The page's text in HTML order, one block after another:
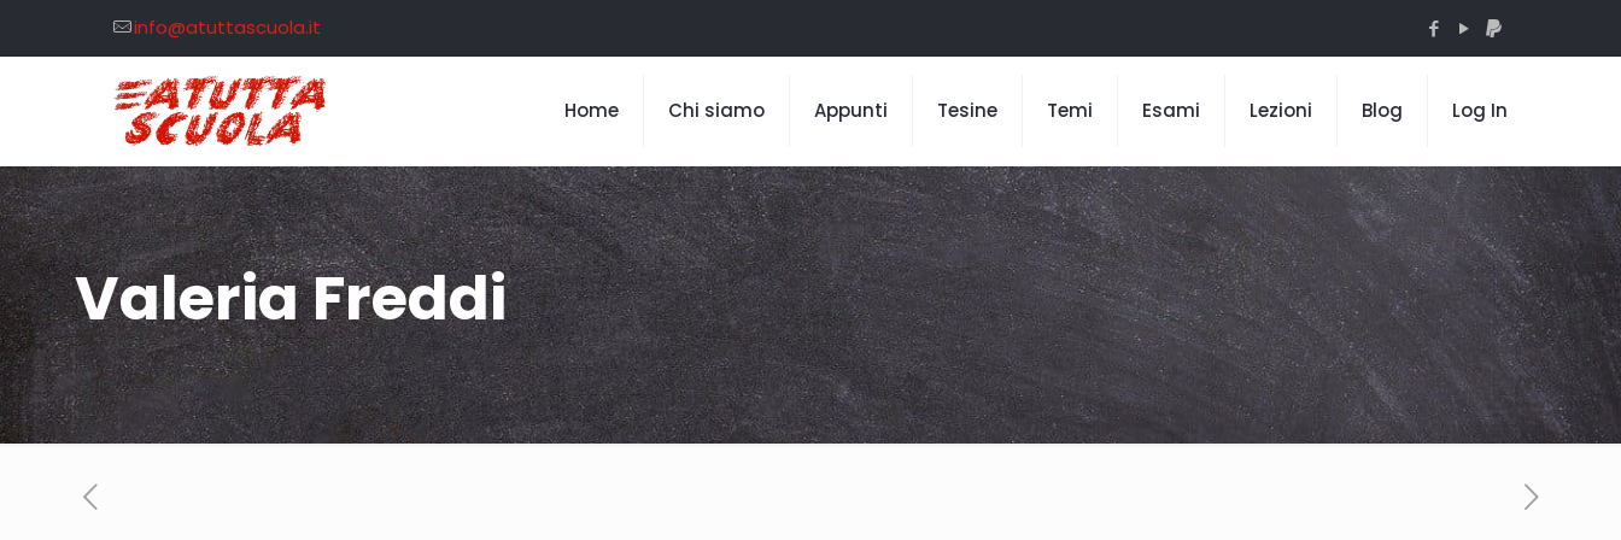
info@atuttascuola.it
Home Chi siamo Appunti Tesine Temi Esami Lezioni Blog Log In
Valeria Freddi